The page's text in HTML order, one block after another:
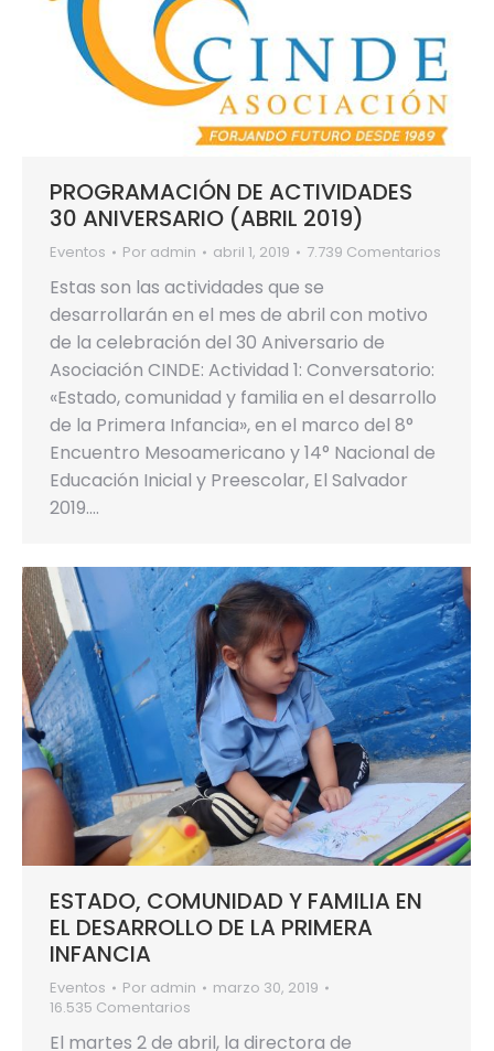
PROGRAMACIÓN DE ACTIVIDADES
30 ANIVERSARIO (ABRIL 2019)
Eventos Por admin abril 1, 2019 7.739 Comentarios
Estas son las actividades que se
desarrollarán en el mes de abril con motivo
de la celebración del 30 Aniversario de
Asociación CINDE: Actividad 1: Conversatorio:
«Estado, comunidad y familia en el desarrollo
de la Primera Infancia», en el marco del 8°
Encuentro Mesoamericano y 14° Nacional de
Educación Inicial y Preescolar, El Salvador
2019.…
ESTADO, COMUNIDAD Y FAMILIA EN
EL DESARROLLO DE LA PRIMERA
INFANCIA
Eventos Por admin
marzo 30, 2019
16.535 Comentarios
El martes 2 de abril, la directora de